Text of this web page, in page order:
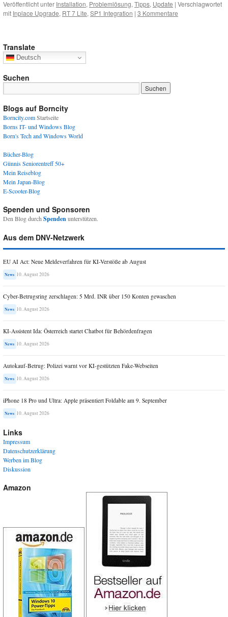
Veröffentlicht unter Installation, Problemlösung, Tipps, Update | Verschlagwortet
mit Inplace Upgrade, RT 7 Lite, SP1 Integration | 3 Kommentare
Translate
Deutsch
Suchen
Blogs auf Borncity
Borncity.comStartseite
Borns IT- und Windows Blog
Born's Tech and Windows World
Bücher-Blog
Günnis Seniorentreff 50+
Mein Reiseblog
Mein Japan-Blog
E-Scooter-Blog
Spenden und Sponsoren
Den Blog durchSpendenunterstützen.
Aus dem DNV-Netzwerk
EU AI Act: Neue Meldeverfahren für KI-Verstöße ab August
News 10. August 2026
Cyber-Betrugsring zerschlagen: 5 Mrd. INR über 150 Konten gewaschen
News 10. August 2026
KI-Assistent Ida: Österreich startet Chatbot für Behördenfragen
News 10. August 2026
Autokauf-Betrug: Polizei warnt vor KI-gestützten Fake-Webseiten
News 10. August 2026
iPhone 18 Pro und Ultra: Apple präsentiert Foldable am 9. September
News 10. August 2026
Links
Impressum
Datenschutzerklärung
Werben im Blog
Diskussion
Amazon